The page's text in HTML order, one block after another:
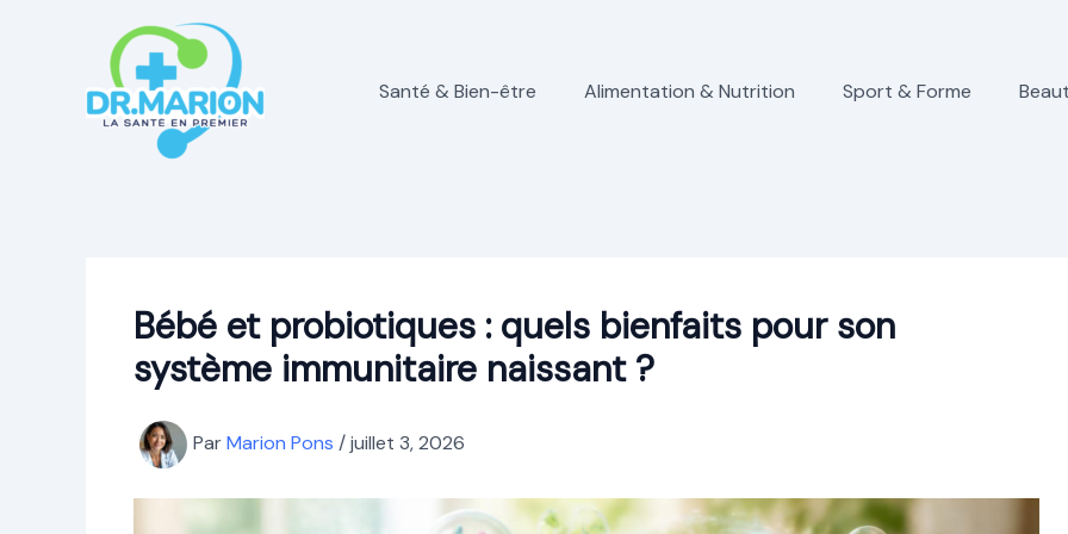
Santé & Bien-être Alimentation & Nutrition Sport & Forme
Bébé et probiotiques : quels bienfaits pour son
système immunitaire naissant ?
ParMarion Pons /juillet 3, 2026